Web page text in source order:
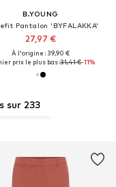
B.YOUNG
Pantalon 'BYFALAKKA'
27,97 €
À l'origine : 39,90 €
prix le plus bas :31,41 €-11%
sur 233